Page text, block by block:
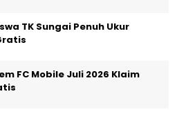
TK Sungai Penuh Ukur
FC Mobile Juli 2026 Klaim